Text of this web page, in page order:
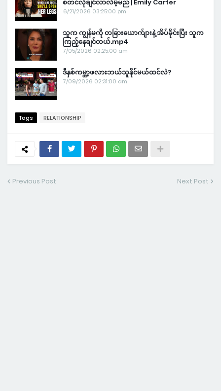
စတင်လိုချင်လာလိမ့်မည် | Emily Carter
6/21/2026 03:25:00 pm
သူက ကျွန်မကို တခြားယောက်ျားနဲ့ အိပ်ခိုင်းပြီး သူက
ကြည့်နေချင်တယ်.mp4
7/05/2026 02:25:00 am
ဒီနှစ်ကမ္ဘာ့ဖလားဘယ်သူနိုင်မယ်ထင်လဲ?
7/09/2026 02:31:00 am
Tags RELATIONSHIP
Previous Post Next Post